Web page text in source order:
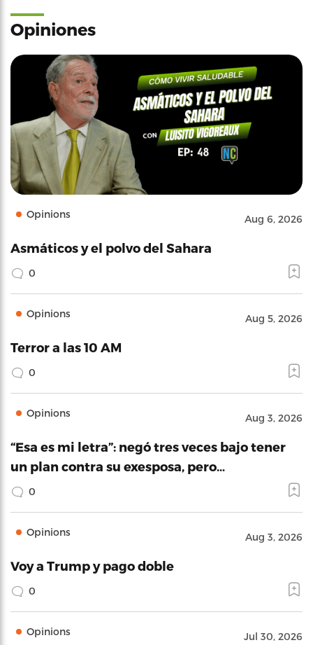
Opiniones
Opinions Aug 6, 2026
Asmáticos y el polvo del Sahara
0
Opinions Aug 5, 2026
Terror a las 10 AM
0
Opinions Aug 3, 2026
“Esa es mi letra”: negó tres veces bajo tener
un plan contra su exesposa, pero…
0
Opinions Aug 3, 2026
Voy a Trump y pago doble
0
Opinions Jul 30, 2026